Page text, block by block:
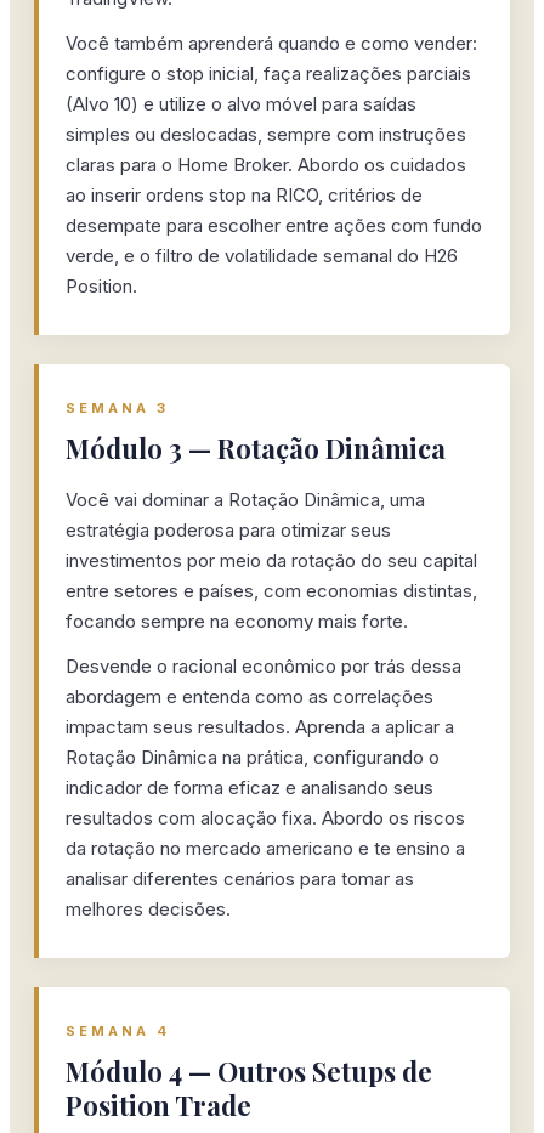
Você também aprenderá quando e como vender:
configure o stop inicial, faça realizações parciais
(Alvo 10) e utilize o alvo móvel para saídas
simples ou deslocadas, sempre com instruções
claras para o Home Broker. Abordo os cuidados
ao inserir ordens stop na RICO, critérios de
desempate para escolher entre ações com fundo
verde, e o filtro de volatilidade semanal do H26
Position.
SEMANA 3
Módulo 3 — Rotação Dinâmica
Você vai dominar a Rotação Dinâmica, uma
estratégia poderosa para otimizar seus
investimentos por meio da rotação do seu capital
entre setores e países, com economias distintas,
focando sempre na economy mais forte.
Desvende o racional econômico por trás dessa
abordagem e entenda como as correlações
impactam seus resultados. Aprenda a aplicar a
Rotação Dinâmica na prática, configurando o
indicador de forma eficaz e analisando seus
resultados com alocação fixa. Abordo os riscos
da rotação no mercado americano e te ensino a
analisar diferentes cenários para tomar as
melhores decisões.
SEMANA 4
Módulo 4 — Outros Setups de
Position Trade